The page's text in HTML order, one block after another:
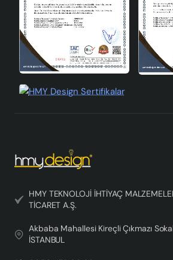
HMY TEKNOLOJİ İHTİYAÇ
TİCARET A.Ş.
Akbaba Mahallesi Kireçli Çıkmazı
İSTANBUL